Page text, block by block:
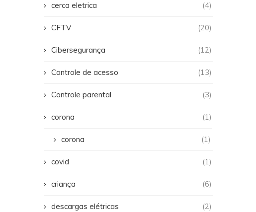
cerca eletrica (4)
CFTV (20)
Cibersegurança (12)
Controle de acesso (13)
Controle parental (3)
corona (1)
corona (1)
covid (1)
criança (6)
descargas elétricas (2)